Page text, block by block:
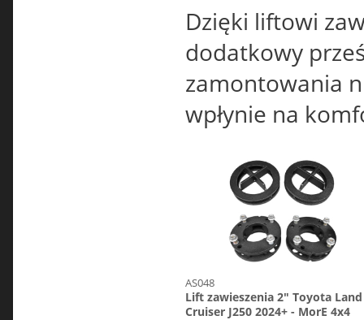
Dzięki liftowi
dodatkowy
zamontowania
wpłynie na
AS048
Lift zawieszenia 2" Toyota Land
Cruiser J250 2024+ - MorE 4x4